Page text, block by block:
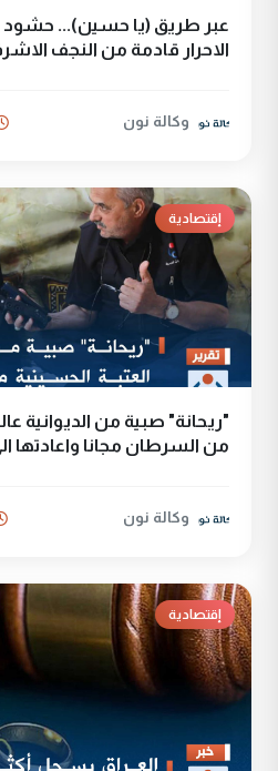
عبر طريق (يا حسين)... حشود
الاحرار قادمة من النجف
وكالة نون
إقتصادية
"ريحانة" صبية من الديوانية
من السرطان مجانا واعادتها
وكالة نون
إقتصادية